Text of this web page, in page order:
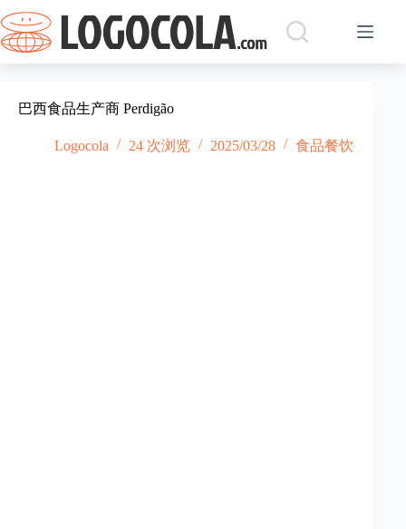
过
内
容
巴西食品生产商 Perdigão
Logocola 24 次浏览 2025/03/28 食品餐饮